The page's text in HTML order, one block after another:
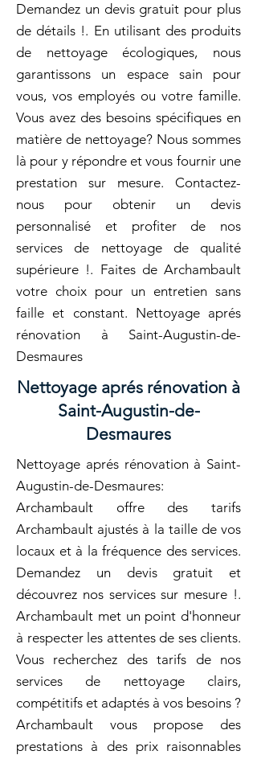
Demandez un devis gratuit pour plus
de détails !. En utilisant des produits
de nettoyage écologiques, nous
garantissons un espace sain pour
vous, vos employés ou votre famille.
Vous avez des besoins spécifiques en
matière de nettoyage? Nous sommes
là pour y répondre et vous fournir une
prestation sur mesure. Contactez-
nous pour obtenir un devis
personnalisé et profiter de nos
services de nettoyage de qualité
supérieure !. Faites de Archambault
votre choix pour un entretien sans
faille et constant. Nettoyage aprés
rénovation à Saint-Augustin-de-
Desmaures
Nettoyage aprés rénovation à
Saint-Augustin-de-
Desmaures
Nettoyage aprés rénovation à Saint-
Augustin-de-Desmaures:
Archambault offre des tarifs
Archambault ajustés à la taille de vos
locaux et à la fréquence des services.
Demandez un devis gratuit et
découvrez nos services sur mesure !.
Archambault met un point d'honneur
à respecter les attentes de ses clients.
Vous recherchez des tarifs de nos
services de nettoyage clairs,
compétitifs et adaptés à vos besoins ?
Archambault vous propose des
prestations à des prix raisonnables